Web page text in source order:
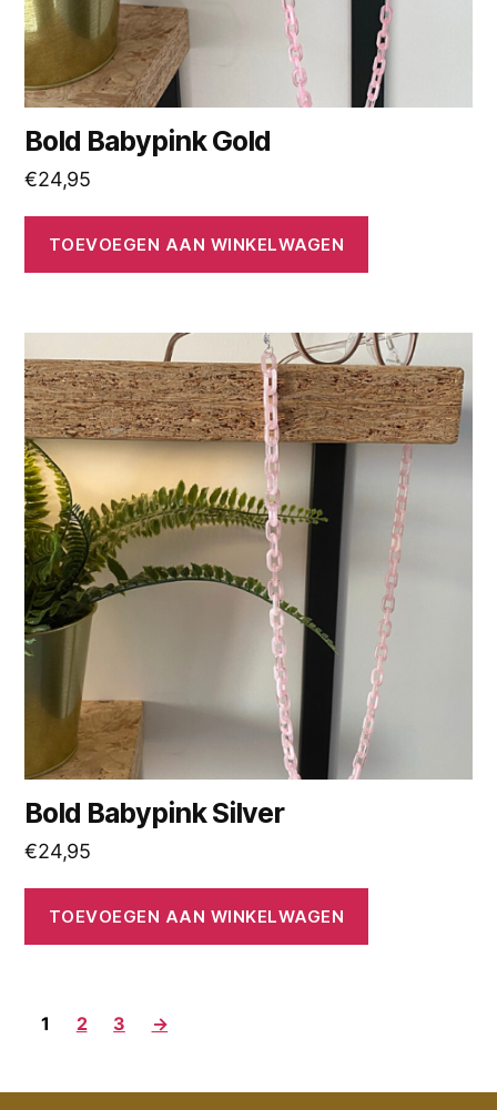
Bold Babypink Gold
€24,95
TOEVOEGEN AAN WINKELWAGEN
Bold Babypink Silver
€24,95
TOEVOEGEN AAN WINKELWAGEN
1 2 3 →